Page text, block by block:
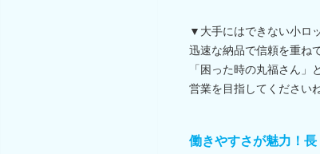
▼大手にはできない小ロ
迅速な納品で信頼を重ね
「困った時の丸福さん」
営業を目指してくださいね
働きやすさが魅力！